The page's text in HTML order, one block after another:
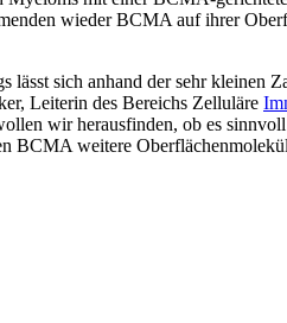
wieder BCMA auf ihrer
sich anhand der sehr kleinen
Leiterin des Bereichs Zelluläre
wir herausfinden, ob es
BCMA weitere